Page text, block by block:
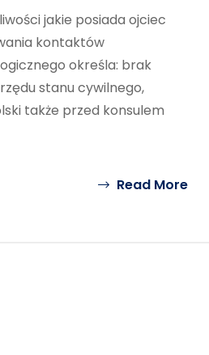
jakie posiada ojciec
kontaktów
określa: brak
stanu cywilnego,
także przed konsulem
Read More